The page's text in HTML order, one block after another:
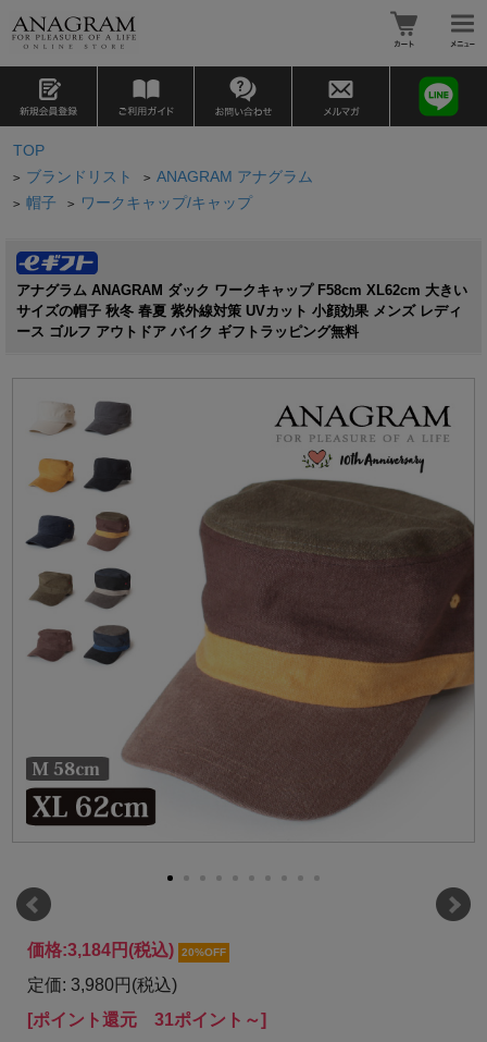
TOP
> ブランドリスト > ANAGRAM アナグラム
> 帽子 > ワークキャップ/キャップ
アナグラム ANAGRAM ダック ワークキャップ F58cm XL62cm 大きい
サイズの帽子 秋冬 春夏 紫外線対策 UVカット 小顔効果 メンズ レディ
ース ゴルフ アウトドア バイク ギフトラッピング無料
価格:3,184円 (税込) 20%OFF
定価: 3,980円(税込)
[ポイント還元 31ポイント～]